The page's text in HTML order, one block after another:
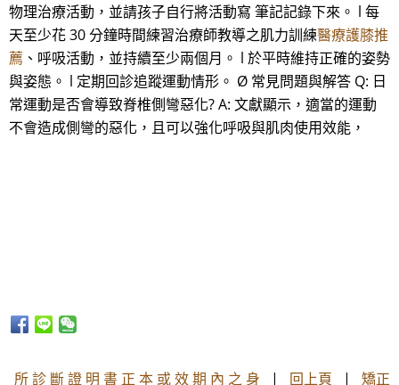
物理治療活動，並請孩子自行將活動寫 筆記記錄下來。 l 每
天至少花 30 分鐘時間練習治療師教導之肌力訓練醫療護膝推
薦 、呼吸活動，並持續至少兩個月。 l 於平時維持正確的姿勢
與姿態。 l 定期回診追蹤運動情形。 Ø 常見問題與解答 Q: 日
常運動是否會導致脊椎側彎惡化? A: 文獻顯示，適當的運動
不會造成側彎的惡化，且可以強化呼吸與肌肉使用效能，
所 診 斷 證 明 書 正 本 或 效 期 內 之 身 | 回上頁 | 矯正